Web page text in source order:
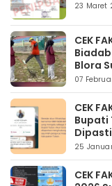
23 Maret
CEK
Blora
07
CEK
Bupati
25
CEK